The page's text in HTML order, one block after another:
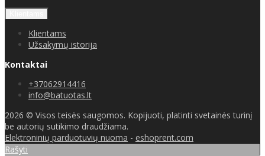
Klientams
Užsakymų istorija
Kontaktai
+37062914416
info@batuotas.lt
2026 © Visos teisės saugomos. Kopijuoti, platinti svetainės turinį
be autorių sutikimo draudžiama.
Elektroninių parduotuvių nuoma - eshoprent.com
Rašyti